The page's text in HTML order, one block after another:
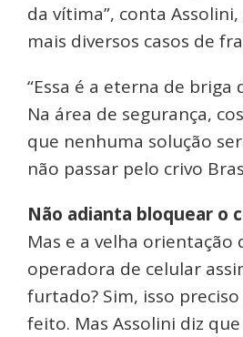
da vítima”, conta
mais diversos casos de
“Essa é a eterna de briga
Na área de segurança,
que nenhuma solução
não passar pelo crivo
Não adianta bloquear o
Mas e a velha orientação
operadora de celular
furtado? Sim, isso
feito. Mas Assolini diz